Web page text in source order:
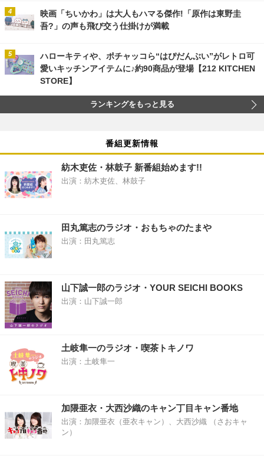
映画「ちいかわ」は大人もハマる傑作!「原作は東野圭
吾?」の声も飛び交う仕掛けが満載
ハローキティや、ポチャッコら“はぴだんぶい”がレトロ可
愛いキッチンアイテムに♪約90商品が登場【212 KITCHEN
STORE】
ランキングをもっと見る
番組更新情報
紡木吏佐・林鼓子 新番組始めます!!
出演：紡木吏佐、林鼓子
田丸篤志のラジオ・おもちゃのたまや
出演：田丸篤志
山下誠一郎のラジオ・YOUR SEICHI BOOKS
出演：山下誠一郎
土岐隼一のラジオ・喫茶トキノワ
出演：土岐隼一
加隈亜衣・大西沙織のキャン丁目キャン番地
出演：加隈亜衣（亜衣キャン）、大西沙織 （さおキャ
ン）